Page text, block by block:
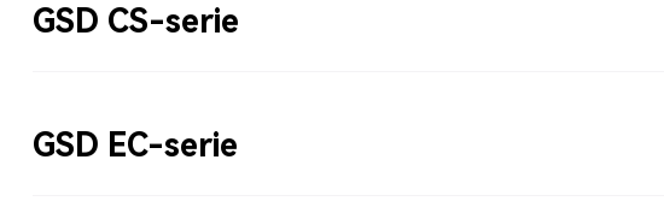
GSD CS-serie
GSD EC-serie